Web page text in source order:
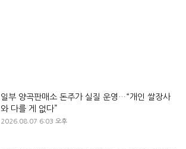
일부 양곡판매소 돈주가 실질 운영…“개인 쌀장사
와 다를 게 없다”
2026.08.07 6:03 오후